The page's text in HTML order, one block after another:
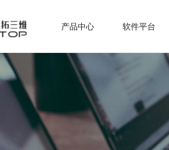
产品中心 软件平台